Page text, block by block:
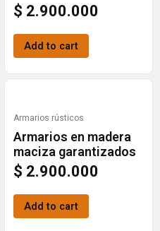
$ 2.900.000
Add to cart
Armarios rústicos
Armarios en madera
maciza garantizados
$ 2.900.000
Add to cart